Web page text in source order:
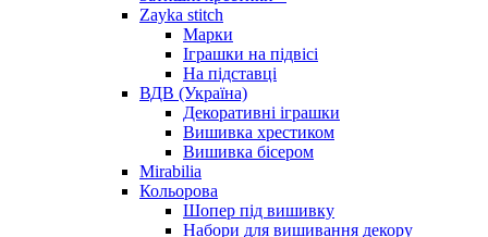
Zayka stitch
Марки
Іграшки на підвісі
На підставці
ВДВ (Україна)
Декоративні іграшки
Вишивка хрестиком
Вишивка бісером
Mirabilia
Кольорова
Шопер під вишивку
Набори для вишивання декору